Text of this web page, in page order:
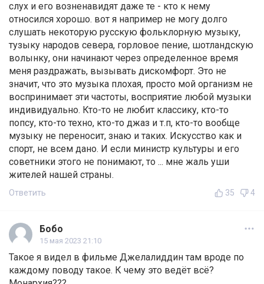
слух и его возненавидят даже те - кто к нему
относился хорошо. вот я например не могу долго
слушать некоторую русскую фольклорную музыку,
тузыку народов севера, горловое пение, шотландскую
волынку, они начинают через определенное время
меня раздражать, вызывать дискомфорт. Это не
значит, что это музыка плохая, просто мой организм не
воспринимает эти частоты, восприятие любой музыки
индивидуально. Кто-то не любит классику, кто-то
попсу, кто-то техно, кто-то джаз и т.п, кто-то вообще
музыку не переносит, знаю и таких. Искусство как и
спорт, не всем дано. И если министр культуры и его
советники этого не понимают, то ... мне жаль уши
жителей нашей страны.
Ответить 35 4
Бобо
15 мая 2023 21:10
Такое я видел в фильме Джелалиддин там вроде по
каждому поводу такое. К чему это ведёт всё?